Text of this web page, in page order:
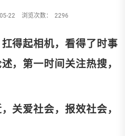
22 浏览次数： 2296
得起相机，看得了时事
，第一时间关注热搜，
关爱社会，报效社会，